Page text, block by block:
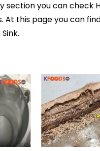
section you can check
At this page you can